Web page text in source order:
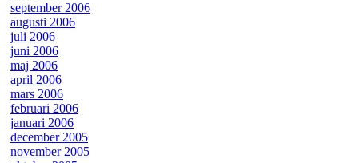
september 2006
augusti 2006
juli 2006
juni 2006
maj 2006
april 2006
mars 2006
februari 2006
januari 2006
december 2005
november 2005